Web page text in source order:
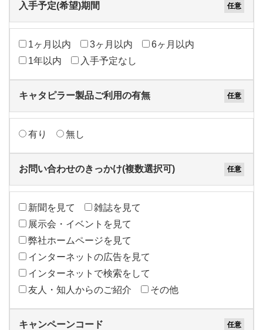
入手予定(希望)期間
1ヶ月以内 3ヶ月以内
6ヶ月以内
1年以内
入手予定なし
キャタピラー製品ご利用の有無
有り 無し
お問い合わせのきっかけ(複数選択可)
新聞を見て
雑誌を見て
展示会・イベントを見て
弊社ホームページを見て
インターネットの広告を見て
インターネットで検索をして
友人・知人からのご紹介
その他
キャンペーンコード